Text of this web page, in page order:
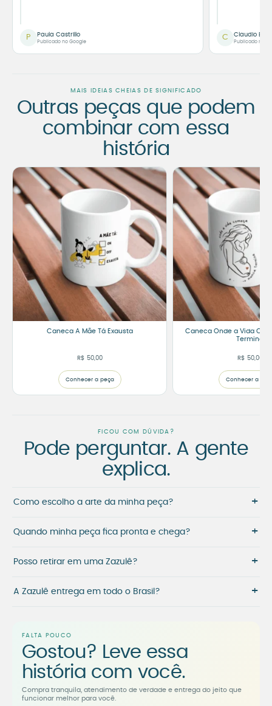
P Paula Castrillo
Publicado no Google
C Claudio
Publicado no
MAIS IDEIAS CHEIAS DE SIGNIFICADO
Outras peças que podem
combinar com essa
história
Caneca A Mãe Tá Exausta
R$ 50,00
Conhecer a peça
Caneca Onde a Vida
Termina
R$ 50,00
Conhecer a
FICOU COM DÚVIDA?
Pode perguntar. A gente
explica.
Como escolho a arte da minha peça? +
Quando minha peça fica pronta e chega? +
Posso retirar em uma Zazulê? +
A Zazulê entrega em todo o Brasil? +
FALTA POUCO
Gostou? Leve essa
história com você.
Compra tranquila, atendimento de verdade e entrega do jeito que
funcionar melhor para você.